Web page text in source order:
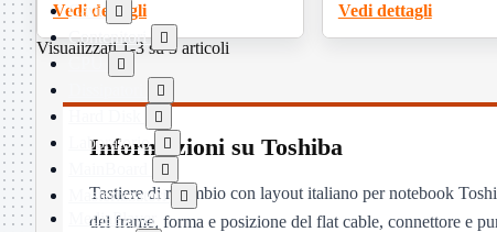
Cavi 
Contenitori 



Laboratorio 

Masterizzatori 
MediaPlayer
Vedi dettagli Vedi dettagli
Visualizzati 1-3 su 3 articoli
Informazioni su Toshiba
Tastiere di ricambio con layout italiano per notebook
del frame, forma e posizione del flat cable, connettore e